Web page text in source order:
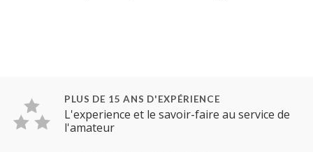
PLUS DE 15 ANS D'EXPÉRIENCE
L'experience et le savoir-faire au service de
l'amateur